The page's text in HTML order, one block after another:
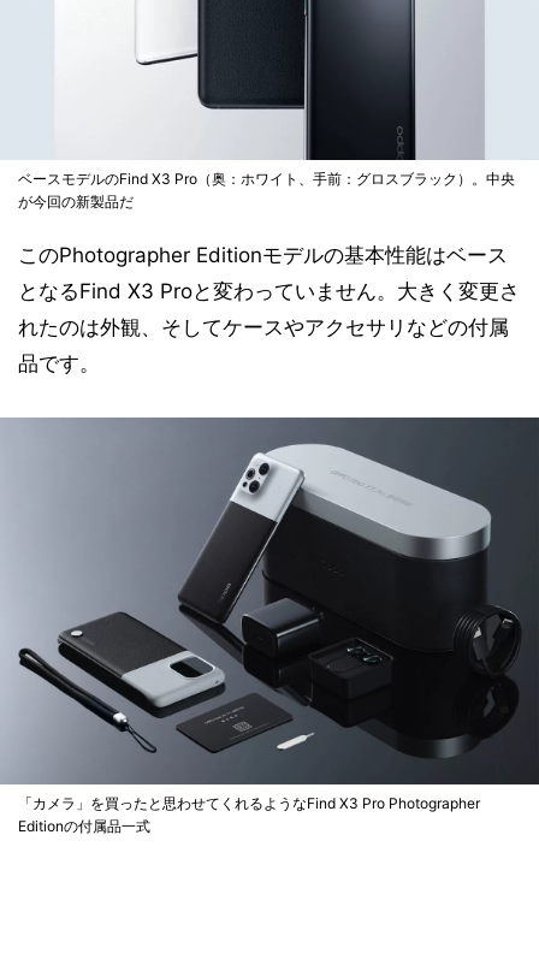
ベースモデルのFind X3 Pro（奥：ホワイト、手前：グロスブラック）。中央
が今回の新製品だ
このPhotographer Editionモデルの基本性能はベース
となるFind X3 Proと変わっていません。大きく変更さ
れたのは外観、そしてケースやアクセサリなどの付属
品です。
「カメラ」を買ったと思わせてくれるようなFind X3 Pro Photographer
Editionの付属品一式